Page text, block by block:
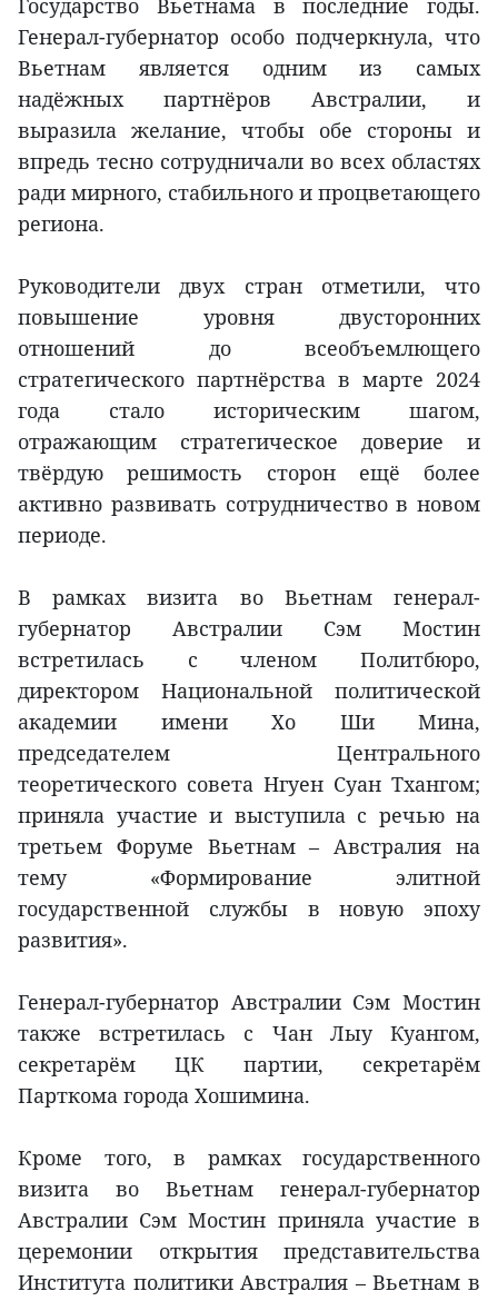
Государство Вьетнама в последние годы.
Генерал-губернатор особо подчеркнула, что
Вьетнам является одним из самых
надёжных партнёров Австралии, и
выразила желание, чтобы обе стороны и
впредь тесно сотрудничали во всех областях
ради мирного, стабильного и процветающего
региона.
Руководители двух стран отметили, что
повышение уровня двусторонних
отношений до всеобъемлющего
стратегического партнёрства в марте 2024
года стало историческим шагом,
отражающим стратегическое доверие и
твёрдую решимость сторон ещё более
активно развивать сотрудничество в новом
периоде.
В рамках визита во Вьетнам генерал-
губернатор Австралии Сэм Мостин
встретилась с членом Политбюро,
директором Национальной политической
академии имени Хо Ши Мина,
председателем Центрального
теоретического совета Нгуен Суан Тхангом;
приняла участие и выступила с речью на
третьем Форуме Вьетнам – Австралия на
тему «Формирование элитной
государственной службы в новую эпоху
развития».
Генерал-губернатор Австралии Сэм Мостин
также встретилась с Чан Лыу Куангом,
секретарём ЦК партии, секретарём
Парткома города Хошимина.
Кроме того, в рамках государственного
визита во Вьетнам генерал-губернатор
Австралии Сэм Мостин приняла участие в
церемонии открытия представительства
Института политики Австралия – Вьетнам в